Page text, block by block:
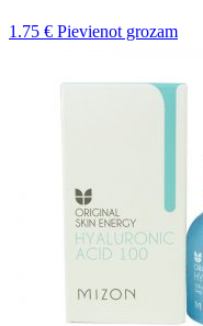
1.75 € Pievienot grozam